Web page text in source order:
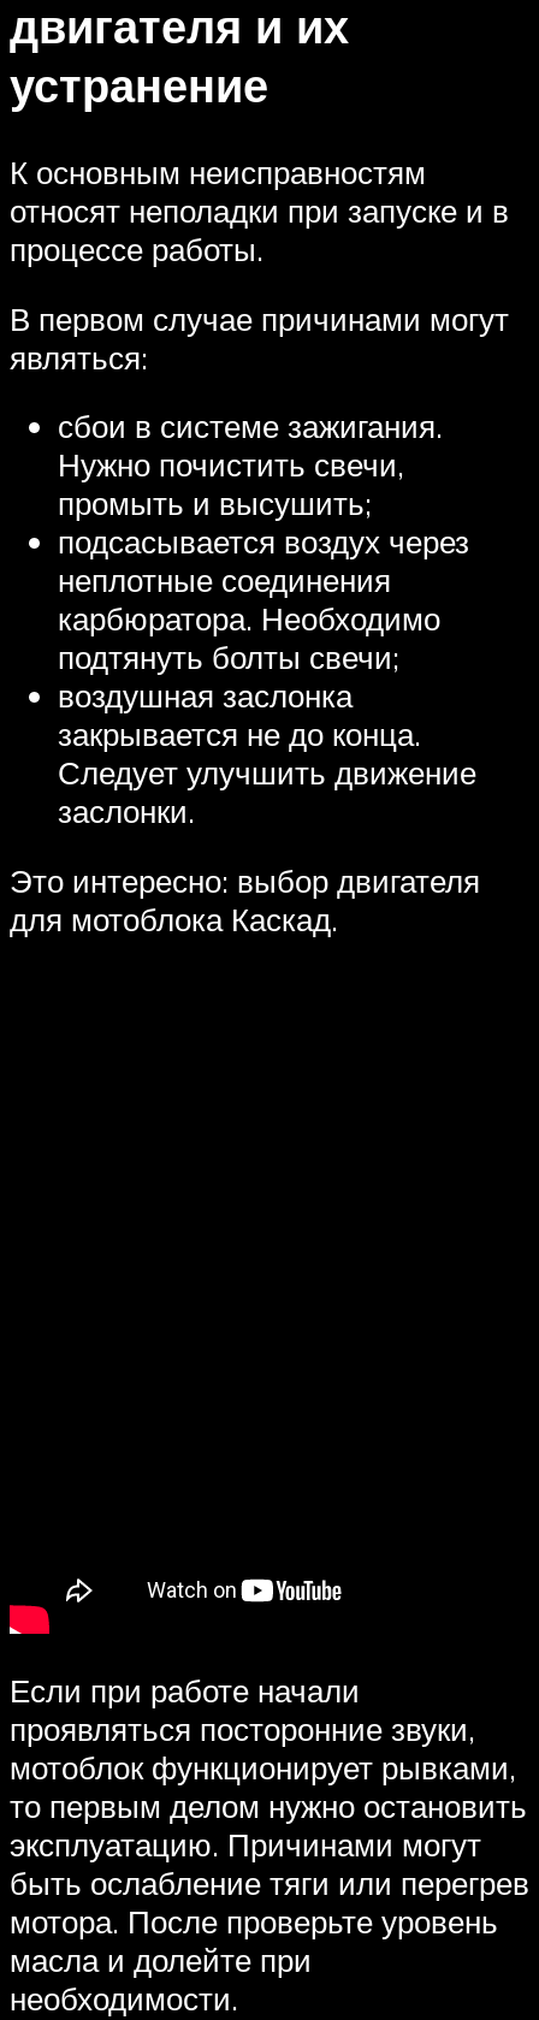
двигателя и их
устранение
К основным неисправностям
относят неполадки при запуске и в
процессе работы.
В первом случае причинами могут
являться:
сбои в системе зажигания.
Нужно почистить свечи,
промыть и высушить;
подсасывается воздух через
неплотные соединения
карбюратора. Необходимо
подтянуть болты свечи;
воздушная заслонка
закрывается не до конца.
Следует улучшить движение
заслонки.
Это интересно: выбор двигателя
для мотоблока Каскад.
Если при работе начали
проявляться посторонние звуки,
мотоблок функционирует рывками,
то первым делом нужно остановить
эксплуатацию. Причинами могут
быть ослабление тяги или перегрев
мотора. После проверьте уровень
масла и долейте при
необходимости.